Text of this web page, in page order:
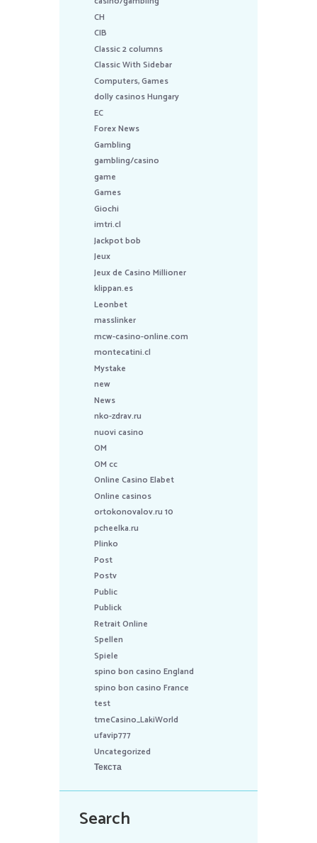
CH
CIB
Classic 2 columns
Classic With Sidebar
Computers, Games
dolly casinos Hungary
EC
Forex News
Gambling
gambling/casino
game
Games
Giochi
imtri.cl
Jackpot bob
Jeux
Jeux de Casino Millioner
klippan.es
Leonbet
masslinker
mcw-casino-online.com
montecatini.cl
Mystake
new
News
nko-zdrav.ru
nuovi casino
OM
OM cc
Online Casino Elabet
Online casinos
ortokonovalov.ru 10
pcheelka.ru
Plinko
Post
Postv
Public
Publick
Retrait Online
Spellen
Spiele
spino bon casino England
spino bon casino France
test
tmeCasino_LakiWorld
ufavip777
Uncategorized
Текста
Search